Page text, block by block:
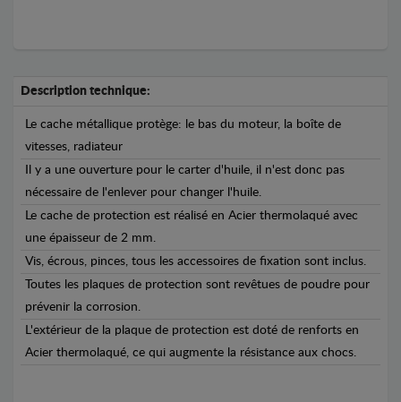
Description technique:
Le cache métallique protège: le bas du moteur, la boîte de
vitesses, radiateur
Il y a une ouverture pour le carter d'huile, il n'est donc pas
nécessaire de l'enlever pour changer l'huile.
Le cache de protection est réalisé en Acier thermolaqué avec
une épaisseur de 2 mm.
Vis, écrous, pinces, tous les accessoires de fixation sont inclus.
Toutes les plaques de protection sont revêtues de poudre pour
prévenir la corrosion.
L'extérieur de la plaque de protection est doté de renforts en
Acier thermolaqué, ce qui augmente la résistance aux chocs.